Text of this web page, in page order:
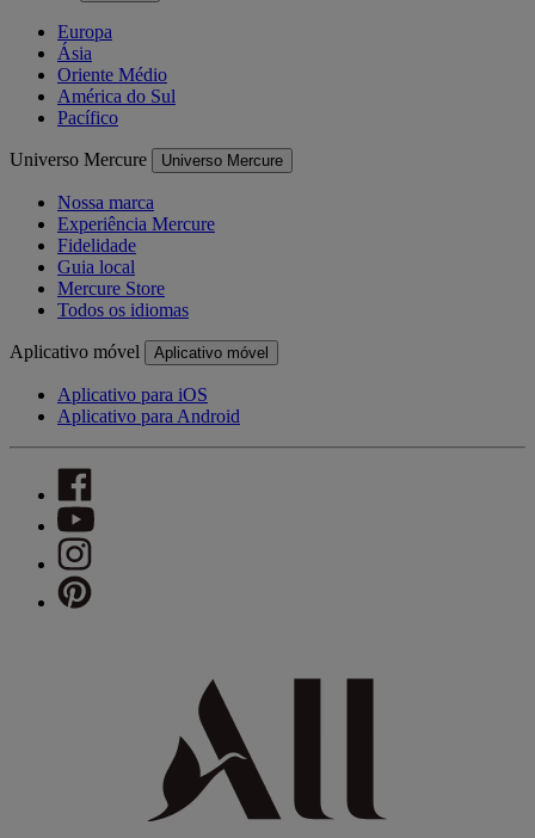
Europa
Ásia
Oriente Médio
América do Sul
Pacífico
Universo Mercure Universo Mercure
Nossa marca
Experiência Mercure
Fidelidade
Guia local
Mercure Store
Todos os idiomas
Aplicativo móvel Aplicativo móvel
Aplicativo para iOS
Aplicativo para Android